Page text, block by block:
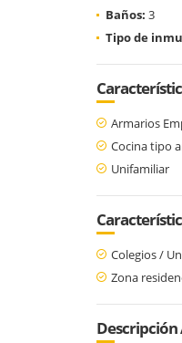
Baños: 3
Tipo de
Armarios
Cocina tipo
Unifamiliar
Colegios /
Zona